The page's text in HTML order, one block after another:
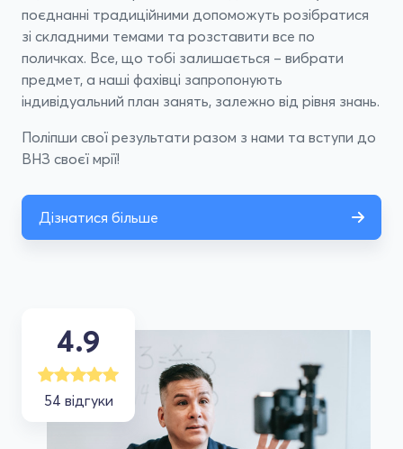
4.9
54 відгуки
поєднанні традиційними допоможуть розібратися
зі складними темами та розставити все по
поличках. Все, що тобі залишається – вибрати
предмет, а наші фахівці запропонують
індивідуальний план занять, залежно від рівня знань.
Поліпши свої результати разом з нами та вступи до
ВНЗ своєї мрії!
Дізнатися більше